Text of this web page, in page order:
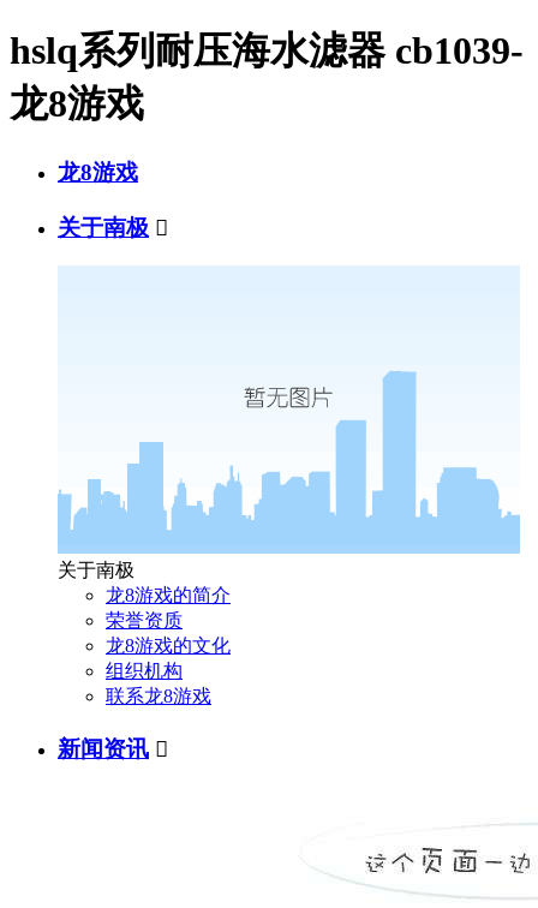
hslq系列耐压海水滤器 cb1039-
龙8游戏
龙8游戏
关于南极 
关于南极
龙8游戏的简介
荣誉资质
龙8游戏的文化
组织机构
联系龙8游戏
新闻资讯 